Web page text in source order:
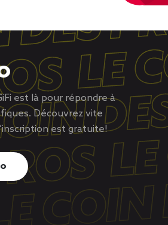
est là pour répondre à
Découvrez vite
est gratuite!